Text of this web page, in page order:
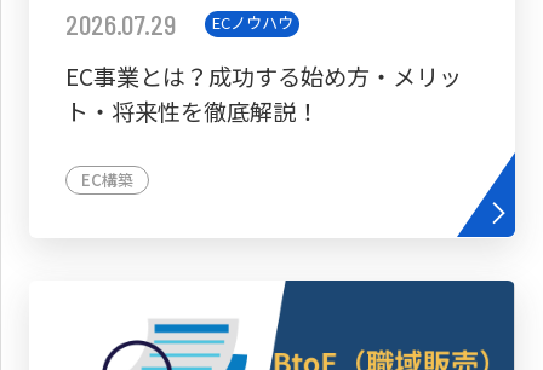
2026.07.29 ECノウハウ
EC事業とは？成功する始め方・メリッ
ト・将来性を徹底解説！
EC構築